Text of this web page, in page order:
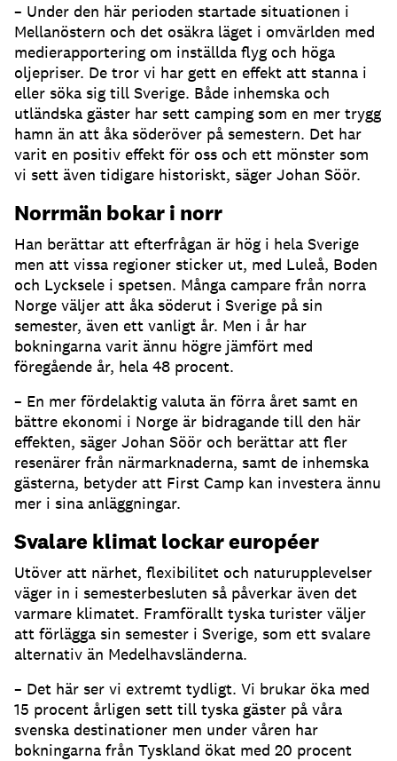
– Under den här perioden startade situationen i
Mellanöstern och det osäkra läget i omvärlden med
medierapportering om inställda flyg och höga
oljepriser. De tror vi har gett en effekt att stanna i
eller söka sig till Sverige. Både inhemska och
utländska gäster har sett camping som en mer trygg
hamn än att åka söderöver på semestern. Det har
varit en positiv effekt för oss och ett mönster som
vi sett även tidigare historiskt, säger Johan Söör.
Norrmän bokar i norr
Han berättar att efterfrågan är hög i hela Sverige
men att vissa regioner sticker ut, med Luleå, Boden
och Lycksele i spetsen. Många campare från norra
Norge väljer att åka söderut i Sverige på sin
semester, även ett vanligt år. Men i år har
bokningarna varit ännu högre jämfört med
föregående år, hela 48 procent.
– En mer fördelaktig valuta än förra året samt en
bättre ekonomi i Norge är bidragande till den här
effekten, säger Johan Söör och berättar att fler
resenärer från närmarknaderna, samt de inhemska
gästerna, betyder att First Camp kan investera ännu
mer i sina anläggningar.
Svalare klimat lockar européer
Utöver att närhet, flexibilitet och naturupplevelser
väger in i semesterbesluten så påverkar även det
varmare klimatet. Framförallt tyska turister väljer
att förlägga sin semester i Sverige, som ett svalare
alternativ än Medelhavsländerna.
– Det här ser vi extremt tydligt. Vi brukar öka med
15 procent årligen sett till tyska gäster på våra
svenska destinationer men under våren har
bokningarna från Tyskland ökat med 20 procent